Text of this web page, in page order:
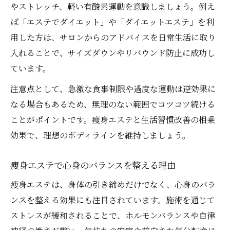
やストレッチ、軽い有酸素運動を意識しましょう。例え
ば「エステでダイエット」や「ダイエットエステ」を利
用した方は、サロンからのアドバイスを日常生活に取り
入れることで、サイズダウンやリバウンド防止に成功し
ています。
注意点として、急激な食事制限や過度な運動は逆効果に
なる場合もあるため、無理のない範囲でコツコツ続ける
ことがポイントです。痩身エステと生活習慣改善の相乗
効果で、理想のボディラインを維持しましょう。
痩身エステで心身のバランスを整える理由
痩身エステは、身体の引き締めだけでなく、心身のバラ
ンスを整える効果にも注目されています。施術を通じて
ストレスが緩和されることで、ホルモンバランスや自律